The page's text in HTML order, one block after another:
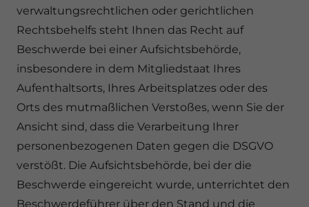
verwaltungsrechtlichen oder gerichtlichen
Rechtsbehelfs steht Ihnen das Recht auf
Beschwerde bei einer Aufsichtsbehörde,
insbesondere in dem Mitgliedstaat Ihres
Aufenthaltsorts, Ihres Arbeitsplatzes oder des
Orts des mutmaßlichen Verstoßes, wenn Sie der
Ansicht sind, dass die Verarbeitung Ihrer
personenbezogenen Daten gegen die DSGVO
verstößt. Die Aufsichtsbehörde, bei der die
Beschwerde eingereicht wurde, unterrichtet den
Beschwerdeführer über den Stand und die